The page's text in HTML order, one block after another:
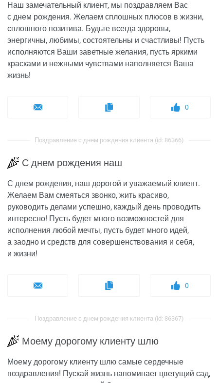
Наш замечательный клиент, мы поздравляем Вас
с днем рождения. Желаем сплошных плюсов в жизни,
сплошного позитива. Будьте всегда здоровы,
энергичны, любимы, состоятельны и счастливы! Пусть
исполняются Ваши заветные желания, пусть яркими
красками и нежными чувствами наполняется Ваша
жизнь!
0
Поздравление с днем рождения клиента (id: 86366)
С днем рождения наш
С днем рождения, наш дорогой и уважаемый клиент.
Желаем Вам смеяться звонко, жить красиво,
руководить делами успешно, каждый день проводить
интересно! Пусть будет много возможностей для
исполнения любой мечты, пусть будет много идей,
а заодно и средств для совершенствования и себя,
и жизни!
0
Поздравление с днем рождения клиента (id: 86367)
Моему дорогому клиенту шлю
Моему дорогому клиенту шлю самые сердечные
поздравления! Пускай жизнь напоминает цветущий сад,